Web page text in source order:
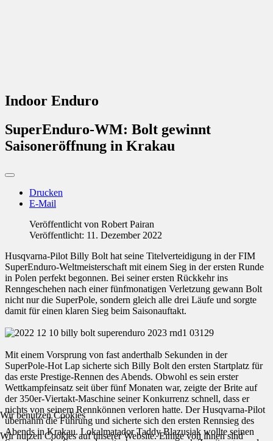
Indoor Enduro
SuperEnduro-WM: Bolt gewinnt
Saisoneröffnung in Krakau
Drucken
E-Mail
Veröffentlicht von Robert Pairan
Veröffentlicht: 11. Dezember 2022
Husqvarna-Pilot Billy Bolt hat seine Titelverteidigung in der FIM
SuperEnduro-Weltmeisterschaft mit einem Sieg in der ersten Runde
in Polen perfekt begonnen. Bei seiner ersten Rückkehr ins
Renngeschehen nach einer fünfmonatigen Verletzung gewann Bolt
nicht nur die SuperPole, sondern gleich alle drei Läufe und sorgte
damit für einen klaren Sieg beim Saisonauftakt.
Mit einem Vorsprung von fast anderthalb Sekunden in der
SuperPole-Hot Lap sicherte sich Billy Bolt den ersten Startplatz für
das erste Prestige-Rennen des Abends. Obwohl es sein erster
Wettkampfeinsatz seit über fünf Monaten war, zeigte der Brite auf
der 350er-Viertakt-Maschine seiner Konkurrenz schnell, dass er
nichts von seinem Rennkönnen verloren hatte. Der Husqvarna-Pilot
übernahm die Führung und sicherte sich den ersten Rennsieg des
Abends in Krakau. Lokalmatador Taddy Blazusiak wollte seinen
Wir benutzen Cookies
Wir nutzen Cookies auf unserer Website. Einige von ihnen sind